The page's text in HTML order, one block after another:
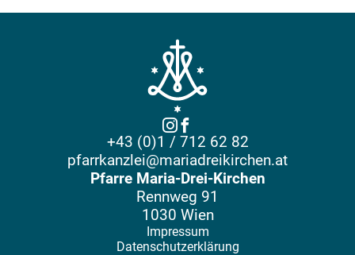
+43 (0)1 / 712 62 82
pfarrkanzlei@mariadreikirchen.at
Pfarre Maria-Drei-Kirchen
Rennweg 91
1030 Wien
Impressum
Datenschutzerklärung